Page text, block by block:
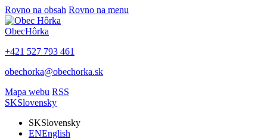
Rovno na obsah Rovno na menu
ObecHôrka
+421 527 793 461
obechorka@obechorka.sk
Mapa webu RSS
SKSlovensky
SKSlovensky
ENEnglish